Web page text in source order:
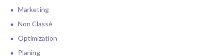
Marketing
Non Classé
Optimization
Planing